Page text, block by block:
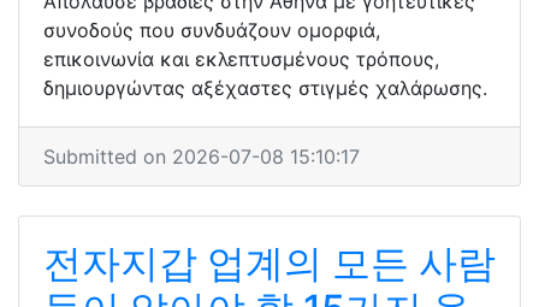
συνοδούς που συνδυάζουν ομορφιά,
επικοινωνία και εκλεπτυσμένους τρόπους,
δημιουργώντας αξέχαστες στιγμές χαλάρωσης.
Submitted on 2026-07-08 15:10:17
전자지갑 업계의 모든 사람